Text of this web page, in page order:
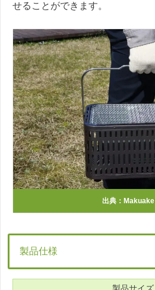
せることができます。
出典： Makuake
製品仕様
製品サイズ